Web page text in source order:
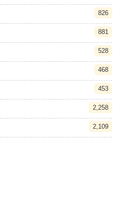
826
881
528
468
453
2,258
2,109